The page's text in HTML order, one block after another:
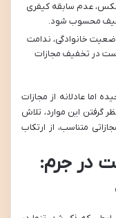
عدم سابقه کیفری
محسوب شود.
خانوادگی، ندامت
در تخفیف مجازات
اما عادلانه از مجازات
گرفتن این موارد، تلاش
متناسب، از ارتکاب
در جرم: